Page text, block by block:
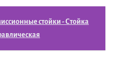
стойки - Стойка